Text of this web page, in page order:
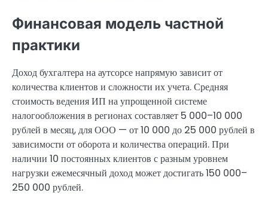
Финансовая модель частной
практики
Доход бухгалтера на аутсорсе напрямую зависит от
количества клиентов и сложности их учета. Средняя
стоимость ведения ИП на упрощенной системе
налогообложения в регионах составляет 5 000–10 000
рублей в месяц, для ООО — от 10 000 до 25 000 рублей в
зависимости от оборота и количества операций. При
наличии 10 постоянных клиентов с разным уровнем
нагрузки ежемесячный доход может достигать 150 000–
250 000 рублей.